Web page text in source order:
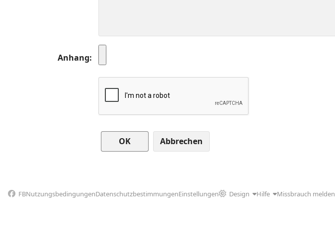
Anhang
Abbrechen
FBNutzungsbedingungenDatenschutzbestimmungenEinstellungen Design Hilfe Missbrauch melden